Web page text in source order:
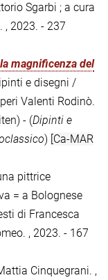
Sgarbi ; a cura
, 2023. - 237
magnificenza del
e disegni /
Valenti Rodinò.
- (Dipinti e
) [Ca-MAR
pittrice
= a Bolognese
di Francesca
, 2023. - 167
Cinquegrani. ,